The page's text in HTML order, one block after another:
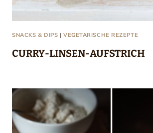
SNACKS & DIPS | VEGETARISCHE REZEPTE
CURRY-LINSEN-AUFSTRICH